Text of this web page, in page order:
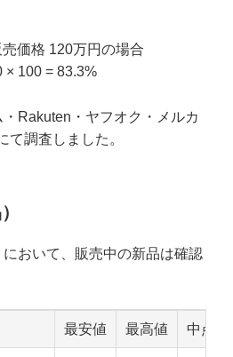
価格 120万円の場合
× 100 = 83.3%
Rakuten・ヤフオク・メルカ
て調査しました。
において、販売中の新品は確認
最安値 最高値 中点値